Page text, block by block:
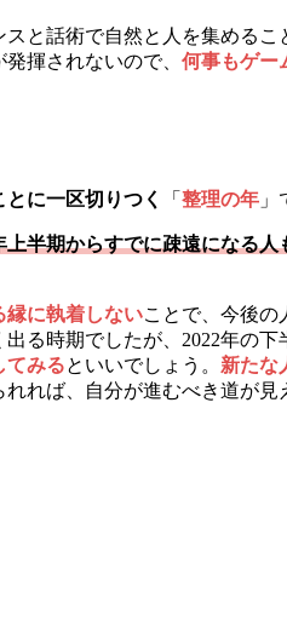
と話術で自然と人を集める
揮されないので、 何事もゲー
とに一区切りつく 「 整理の年 」
半期からすでに疎遠になる
縁に執着しないことで、今後の
る時期でしたが、2022年の
てみるといいでしょう。 新たな
れば、自分が進むべき道が見